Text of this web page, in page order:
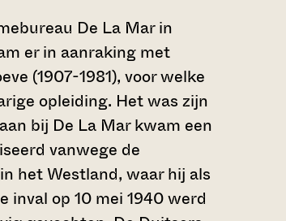
De La Mar in
er in aanraking met
(1907-1981), voor welke
opleiding. Het was zijn
bij De La Mar kwam een
vanwege de
het Westland, waar hij als
inval op 10 mei 1940 werd